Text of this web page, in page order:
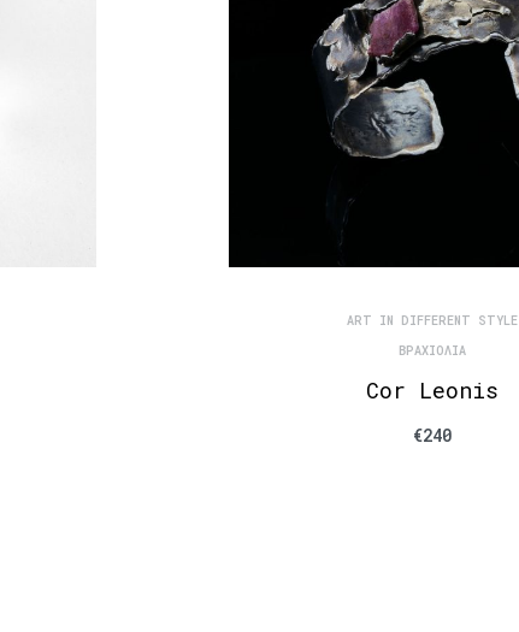
ART IN DIFFERENT STYLE
ΒΡΑΧΙΌΛΙΑ
Cor Leonis
€240